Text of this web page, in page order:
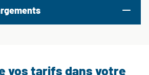
vos tarifs dans votre